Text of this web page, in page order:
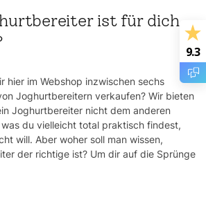
ist für dich
hier im Webshop inzwischen sechs
Joghurtbereitern verkaufen? Wir bieten
Joghurtbereiter nicht dem anderen
du vielleicht total praktisch findest,
will. Aber woher soll man wissen,
der richtige ist? Um dir auf die Sprünge
9.3